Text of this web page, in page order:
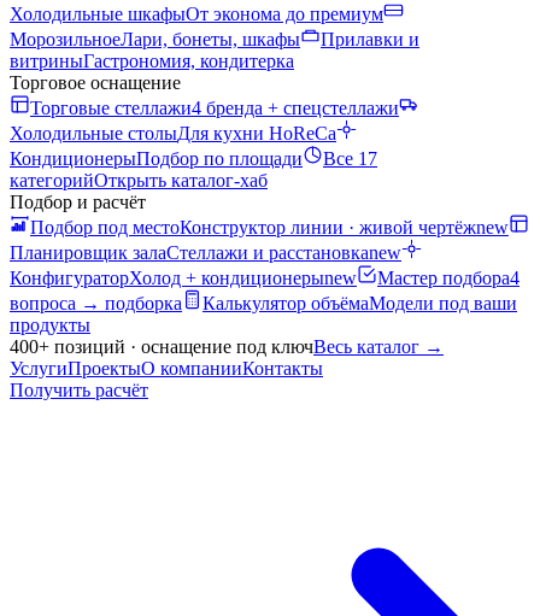
Холодильные шкафыОт эконома до премиум
МорозильноеЛари, бонеты, шкафы
Прилавки и
витриныГастрономия, кондитерка
Торговое оснащение
Торговые стеллажи4 бренда + спецстеллажи
Холодильные столыДля кухни HoReCa
КондиционерыПодбор по площади
Все 17
категорийОткрыть каталог-хаб
Подбор и расчёт
Подбор под местоКонструктор линии · живой чертёжnew
Планировщик залаСтеллажи и расстановкаnew
КонфигураторХолод + кондиционерыnew Мастер подбора4
вопроса → подборка
Калькулятор объёмаМодели под ваши
продукты
400+ позиций · оснащение под ключВесь каталог →
УслугиПроектыО компанииКонтакты
Получить расчёт